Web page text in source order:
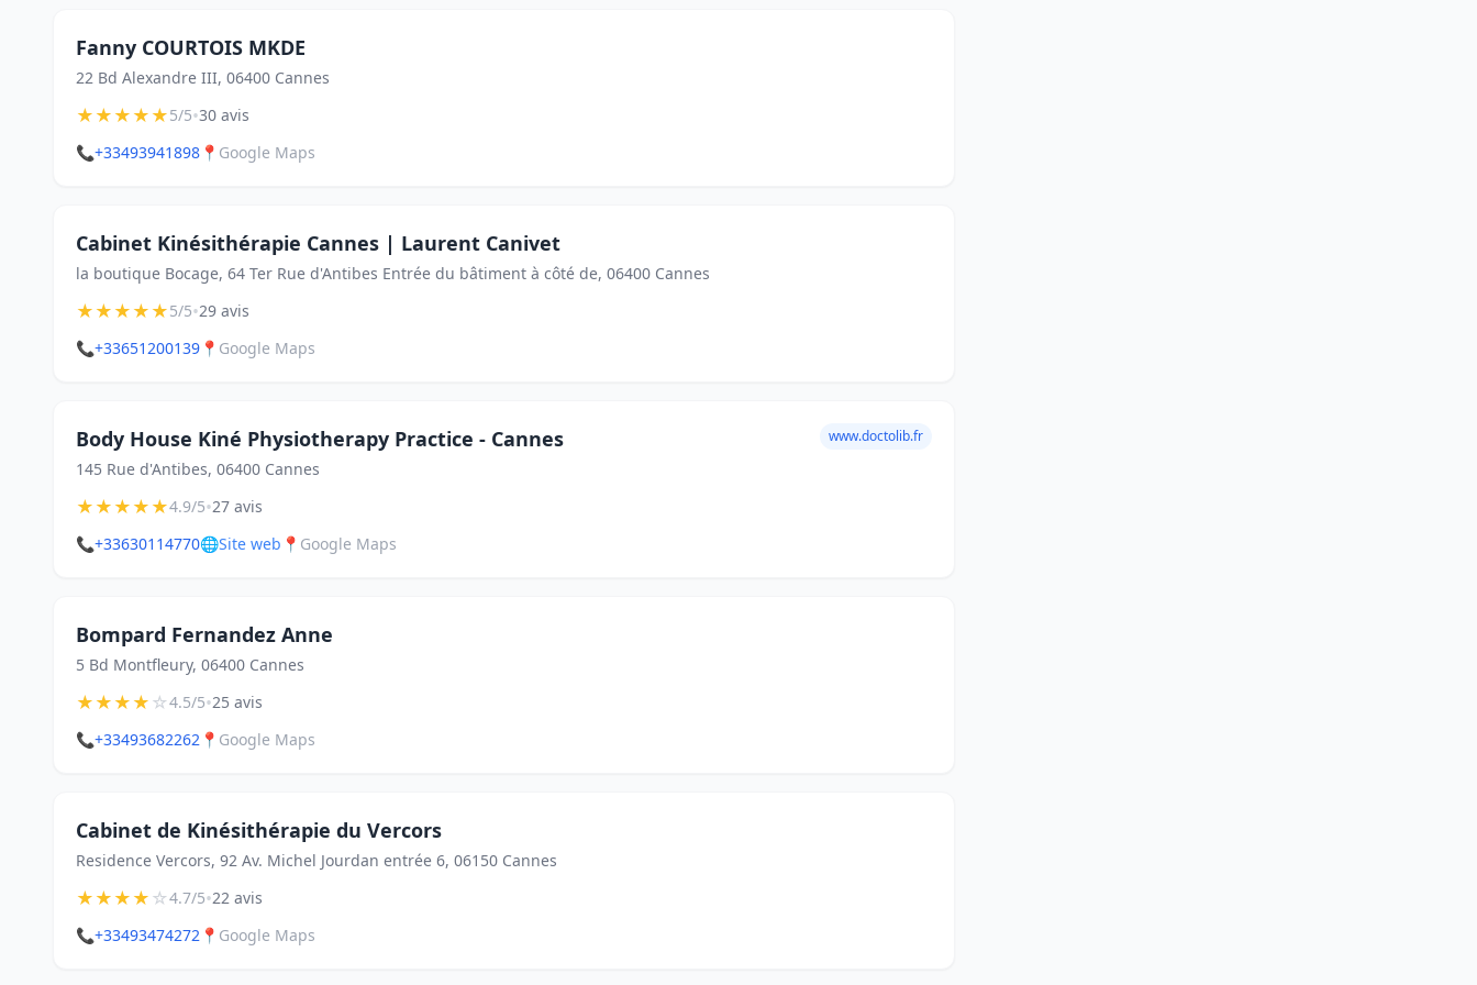
Fanny COURTOIS MKDE
22 Bd Alexandre III, 06400 Cannes
★★★★★5/5•30 avis
📞+33493941898 📍 Google Maps
Cabinet Kinésithérapie Cannes | Laurent Canivet
la boutique Bocage, 64 Ter Rue d'Antibes Entrée du bâtiment à côté de, 06400 Cannes
★★★★★5/5•29 avis
📞+33651200139 📍 Google Maps
Body House Kiné Physiotherapy Practice - Cannes
145 Rue d'Antibes, 06400 Cannes
www.doctolib.fr
★★★★★4.9/5•27 avis
📞+33630114770🌐Site web 📍 Google Maps
Bompard Fernandez Anne
5 Bd Montfleury, 06400 Cannes
★★★★☆4.5/5•25 avis
📞+33493682262 📍 Google Maps
Cabinet de Kinésithérapie du Vercors
Residence Vercors, 92 Av. Michel Jourdan entrée 6, 06150 Cannes
★★★★☆4.7/5•22 avis
📞+33493474272 📍 Google Maps